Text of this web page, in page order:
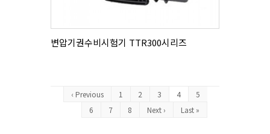
변압기권수비시험기 TTR300시리즈
‹ Previous 1 2 3 4
5
6
7 8 Next › Last »